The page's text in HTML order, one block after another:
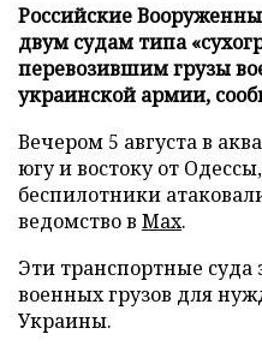
Российские
двум судам типа
перевозившим грузы
украинской армии,
Вечером 5 августа в
югу и востоку от
беспилотники
ведомство в Max.
Эти транспортные суда
военных грузов для
Украины.